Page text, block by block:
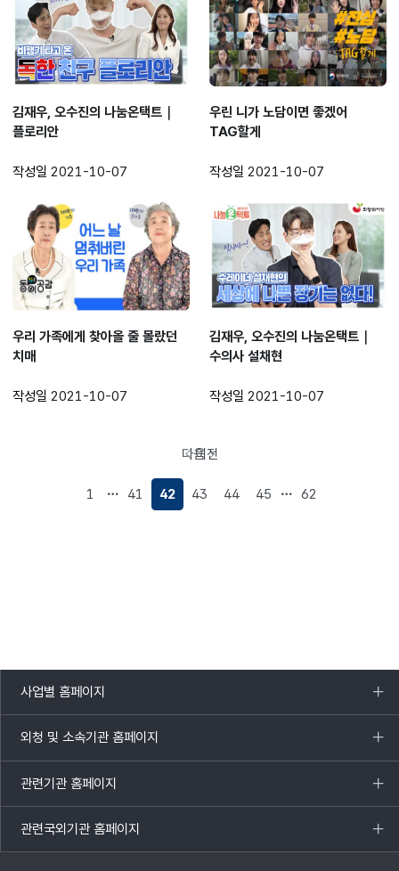
김재우, 오수진의 나눔온택트｜
플로리안
작성일 2021-10-07
우린 니가 노담이면 좋겠어
TAG할게
작성일 2021-10-07
우리 가족에게 찾아올 줄 몰랐던
치매
작성일 2021-10-07
김재우, 오수진의 나눔온택트｜
수의사 설채현
작성일 2021-10-07
이전
페이지로
1 41 42 43 44 45 62
다음페이지로
사업별 홈페이지
목록
열기
외청 및 소속기관 홈페이지
목록
열기
관련기관 홈페이지
목록
열기
관련국외기관 홈페이지
목록
열기